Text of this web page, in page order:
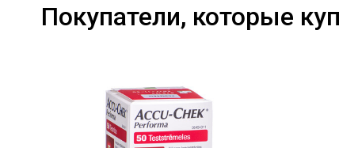
Покупатели, которые